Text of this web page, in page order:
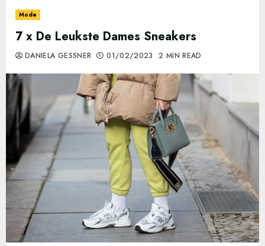
Mode
7 x De Leukste Dames Sneakers
DANIELA GESSNER 01/02/2023 2 MIN READ